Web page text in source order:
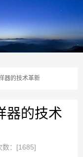
器的技术革新
器的技术
数：[1685]